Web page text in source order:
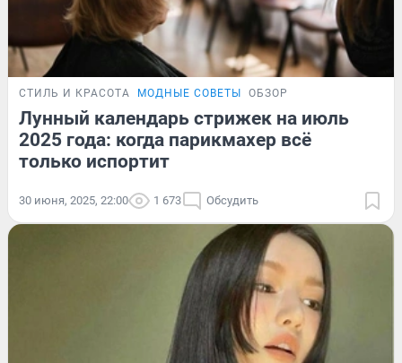
СТИЛЬ И КРАСОТА МОДНЫЕ СОВЕТЫ ОБЗОР
Лунный календарь стрижек на июль
2025 года: когда парикмахер всё
только испортит
30 июня, 2025, 22:00 1 673 Обсудить